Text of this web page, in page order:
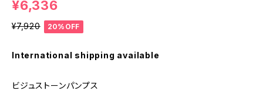
¥6,336
¥7,920 20%OFF
International shipping available
ビジュストーンパンプス